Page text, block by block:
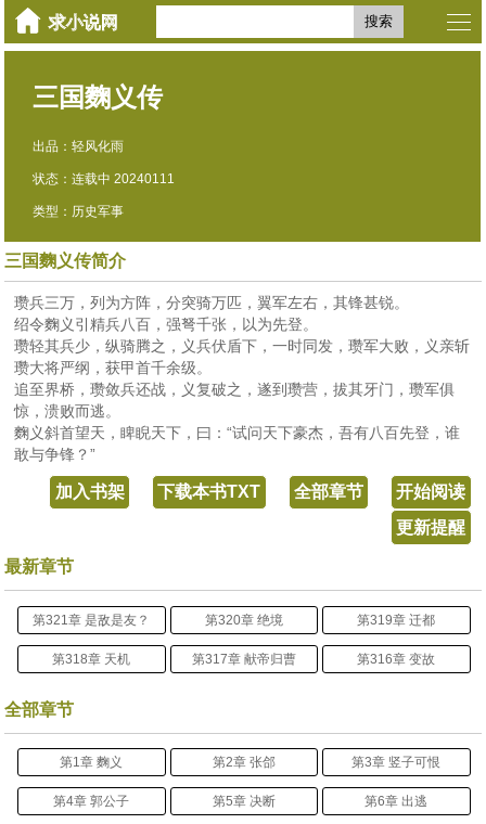
搜索
三国麴义传
出品：轻风化雨
状态：连载中 20240111
类型：历史军事
三国麴义传简介
瓒兵三万，列为方阵，分突骑万匹，翼军左右，其锋甚锐。
绍令麴义引精兵八百，强弩千张，以为先登。
瓒轻其兵少，纵骑腾之，义兵伏盾下，一时同发，瓒军大败，义亲斩
瓒大将严纲，获甲首千余级。
追至界桥，瓒敛兵还战，义复破之，遂到瓒营，拔其牙门，瓒军俱
惊，溃败而逃。
麴义斜首望天，睥睨天下，曰：“试问天下豪杰，吾有八百先登，谁
敢与争锋？”
开始阅读
全部章节
下载本书TXT
加入书架
更新提醒
最新章节
第321章 是敌是友？ 第320章 绝境 第319章 迁都
第318章 天机 第317章 献帝归曹 第316章 变故
全部章节
第1章 麴义 第2章 张郃 第3章 竖子可恨
第4章 郭公子 第5章 决断 第6章 出逃